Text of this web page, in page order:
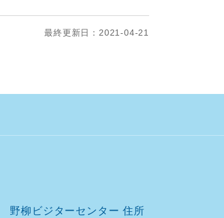
最終更新日：2021-04-21
野柳ビジターセンター 住所